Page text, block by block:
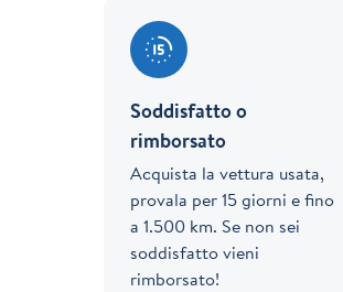
Soddisfatto o
rimborsato
Acquista la vettura usata,
provala per 15 giorni e fino
a 1.500 km. Se non sei
soddisfatto vieni
rimborsato!